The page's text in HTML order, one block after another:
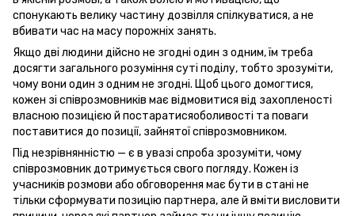
спонукають велику частину дозвілля спілкуватися, а не
вбивати час на масу порожніх занять.
Якщо дві людини дійсно не згодні один з одним, їм треба
досягти загального розуміння суті поділу, тобто зрозуміти,
чому вони один з одним не згодні. Щоб цього домогтися,
кожен зі співрозмовників має відмовитися від захопленості
власною позицією й постаратисяоболивості та поваги
поставитися до позиції, зайнятої співрозмовником.
Під незрівнянністю — є в увазі спроба зрозуміти, чому
співрозмовник дотримується свого погляду. Кожен із
учасників розмови або обговорення має бути в стані не
тільки сформувати позицію партнера, але й вміти висловити